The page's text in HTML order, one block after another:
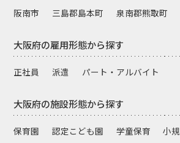
阪南市
三島郡島本町 泉南郡熊取町
大阪府の雇用形態から探す
正社員 派遣 パート・アルバイト
大阪府の施設形態から探す
保育園 認定こども園 学童保育
小